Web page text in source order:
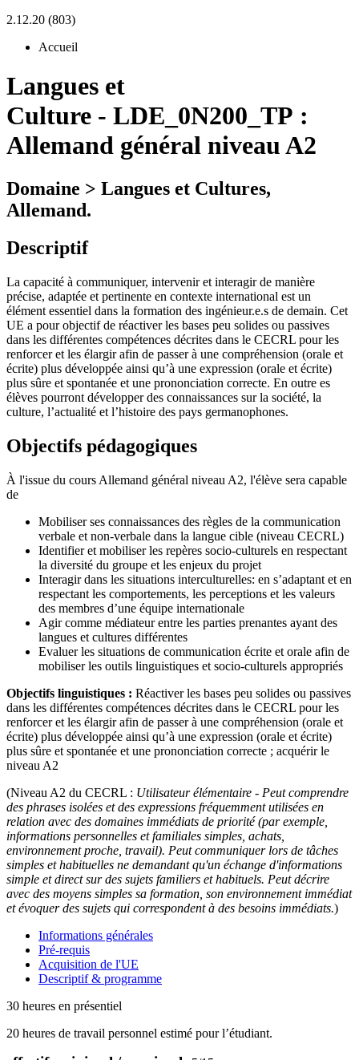
2.12.20 (803)
Accueil
Langues et
Culture - LDE_0N200_TP :
Allemand général niveau A2
Domaine > Langues et Cultures,
Allemand.
Descriptif
La capacité à communiquer, intervenir et interagir de manière
précise, adaptée et pertinente en contexte international est un
élément essentiel dans la formation des ingénieur.e.s de demain. Cet
UE a pour objectif de réactiver les bases peu solides ou passives
dans les différentes compétences décrites dans le CECRL pour les
renforcer et les élargir afin de passer à une compréhension (orale et
écrite) plus développée ainsi qu’à une expression (orale et écrite)
plus sûre et spontanée et une prononciation correcte. En outre es
élèves pourront développer des connaissances sur la société, la
culture, l’actualité et l’histoire des pays germanophones.
Objectifs pédagogiques
À l'issue du cours Allemand général niveau A2, l'élève sera capable
de
Mobiliser ses connaissances des règles de la communication
verbale et non-verbale dans la langue cible (niveau CECRL)
Identifier et mobiliser les repères socio-culturels en respectant
la diversité du groupe et les enjeux du projet
Interagir dans les situations interculturelles: en s’adaptant et en
respectant les comportements, les perceptions et les valeurs
des membres d’une équipe internationale
Agir comme médiateur entre les parties prenantes ayant des
langues et cultures différentes
Evaluer les situations de communication écrite et orale afin de
mobiliser les outils linguistiques et socio-culturels appropriés
Objectifs linguistiques : Réactiver les bases peu solides ou passives
dans les différentes compétences décrites dans le CECRL pour les
renforcer et les élargir afin de passer à une compréhension (orale et
écrite) plus développée ainsi qu’à une expression (orale et écrite)
plus sûre et spontanée et une prononciation correcte ; acquérir le
niveau A2
(Niveau A2 du CECRL : Utilisateurélémentaire - Peut comprendre
des phrases isolées et des expressions fréquemment utilisées en
relation avec des domaines immédiats de priorité (par exemple,
informations personnelles et familiales simples, achats,
environnement proche, travail). Peut communiquer lors de tâches
simples et habituelles ne demandant qu'un échange d'informations
simple et direct sur des sujets familiers et habituels. Peut décrire
avec des moyens simples sa formation, son environnement immédiat
et évoquer des sujets qui correspondent à des besoins immédiats.)
Informations générales
Pré-requis
Acquisition de l'UE
Descriptif & programme
30 heures en présentiel
20 heures de travail personnel estimé pour l’étudiant.